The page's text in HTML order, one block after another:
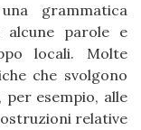
grammatica
alcune parole e
locali. Molte
che svolgono
esempio, alle
relative